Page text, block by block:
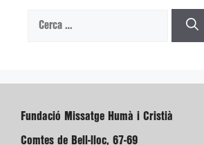
Cerca:
Fundació Missatge Humà i Cristià
Comtes de Bell-lloc, 67-69